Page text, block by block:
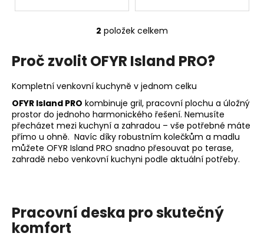
O
l
d
a
c
í
p
r
v
v
ý
2 položek celkem
Proč zvolit OFYR Island PRO?
Kompletní venkovní kuchyně v jednom celku
OFYR Island PRO kombinuje gril, pracovní plochu a úložný
prostor do jednoho harmonického řešení. Nemusíte
přecházet mezi kuchyní a zahradou – vše potřebné máte
přímo u ohně. Navíc díky robustním kolečkům a madlu
můžete OFYR Island PRO snadno přesouvat po terase,
zahradě nebo venkovní kuchyni podle aktuální potřeby.
Pracovní deska pro skutečný
komfort